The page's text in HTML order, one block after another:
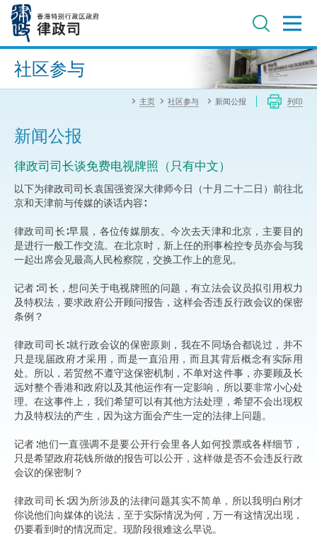
内
进阶搜寻
社区参与
主页 社区参与 新闻公报 列印
新闻公报
律政司司长谈免费电视牌照（只有中文）
以下为律政司司长袁国强资深大律师今日（十月二十二日）前往北
京和天津前与传媒的谈话内容∶
律政司司长∶早晨，各位传媒朋友。今次去天津和北京，主要目的
是进行一般工作交流。在北京时，新上任的刑事检控专员亦会与我
一起出席会见最高人民检察院，交换工作上的意见。
记者∶司长，想问关于电视牌照的问题，有立法会议员拟引用权力
及特权法，要求政府公开顾问报告，这样会否违反行政会议的保密
条例？
律政司司长∶就行政会议的保密原则，我在不同场合都说过，并不
只是现届政府才采用，而是一直沿用，而且其背后概念有实际用
处。所以，若贸然不遵守这保密机制，不单对这件事，亦要顾及长
远对整个香港和政府以及其他运作有一定影响，所以要非常小心处
理。在这事件上，我们希望可以有其他方法处理，希望不会出现权
力及特权法的产生，因为这方面会产生一定的法律上问题。
记者∶他们一直强调不是要公开行会里各人如何投票或各样细节，
只是希望政府花钱所做的报告可以公开，这样做是否不会违反行政
会议的保密制？
律政司司长∶因为所涉及的法律问题其实不简单，所以我明白刚才
你说他们向媒体的说法，至于实际情况为何，万一有这情况出现，
仍要看到时的情况而定。现阶段很难这么早说。